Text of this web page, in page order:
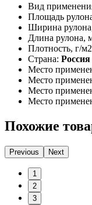
Вид
Площадь
Ширина
Длина рулона,
Плотность, г/
Страна: Россия
Место
Место
Место
Место
Похожие
Previous Next
1
2
3